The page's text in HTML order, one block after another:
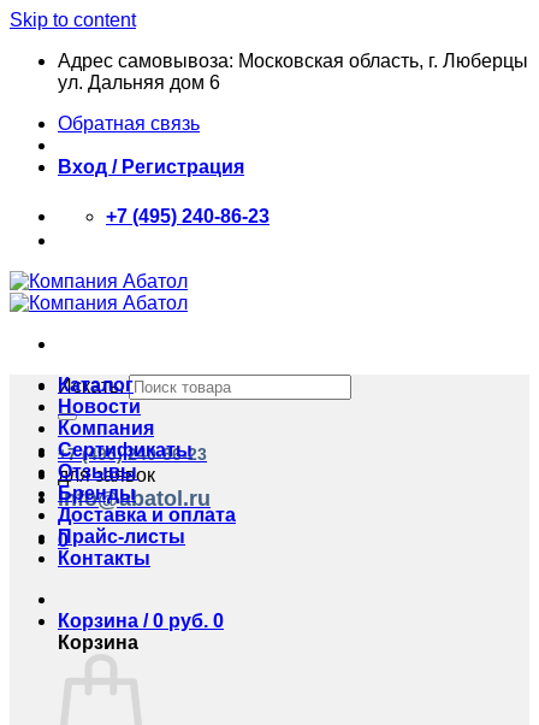
Skip to content
Адрес самовывоза: Московская область, г. Люберцы
ул. Дальняя дом 6
Обратная связь
Вход / Регистрация
+7 (495) 240-86-23
Искать:
+7 (495) 240-86-23
для заявок
info@abatol.ru
0
Каталог
Новости
Компания
Сертификаты
Отзывы
Бренды
Доставка и оплата
Прайс-листы
Контакты
Корзина /0 руб. 0
Корзина